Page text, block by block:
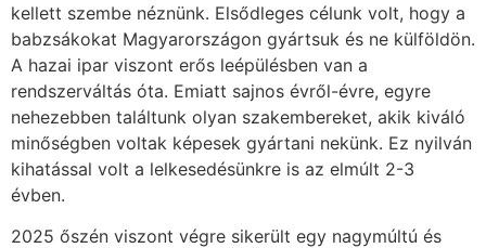
kellett szembe néznünk. Elsődleges célunk volt, hogy a
babzsákokat Magyarországon gyártsuk és ne külföldön.
A hazai ipar viszont erős leépülésben van a
rendszerváltás óta. Emiatt sajnos évről-évre, egyre
nehezebben találtunk olyan szakembereket, akik kiváló
minőségben voltak képesek gyártani nekünk. Ez nyilván
kihatással volt a lelkesedésünkre is az elmúlt 2-3
évben.
2025 őszén viszont végre sikerült egy nagymúltú és